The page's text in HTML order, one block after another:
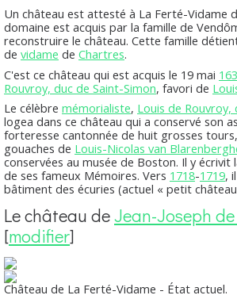
Un château est attesté à La Ferté-Vidame
domaine est acquis par la famille de
reconstruire le château. Cette famille
de vidame de Chartres.
C'est ce château qui est acquis le 19 mai
Rouvroy, duc de Saint-Simon, favori de
Le célèbre mémorialiste, Louis de Rouvroy,
logea dans ce château qui a conservé son
forteresse cantonnée de huit grosses
gouaches de Louis-Nicolas van
conservées au musée de Boston. Il y
de ses fameux Mémoires. Vers 1718-1719,
bâtiment des écuries (actuel « petit
Le château deJean-Joseph
[modifier]
Château de La Ferté-Vidame - État actuel.